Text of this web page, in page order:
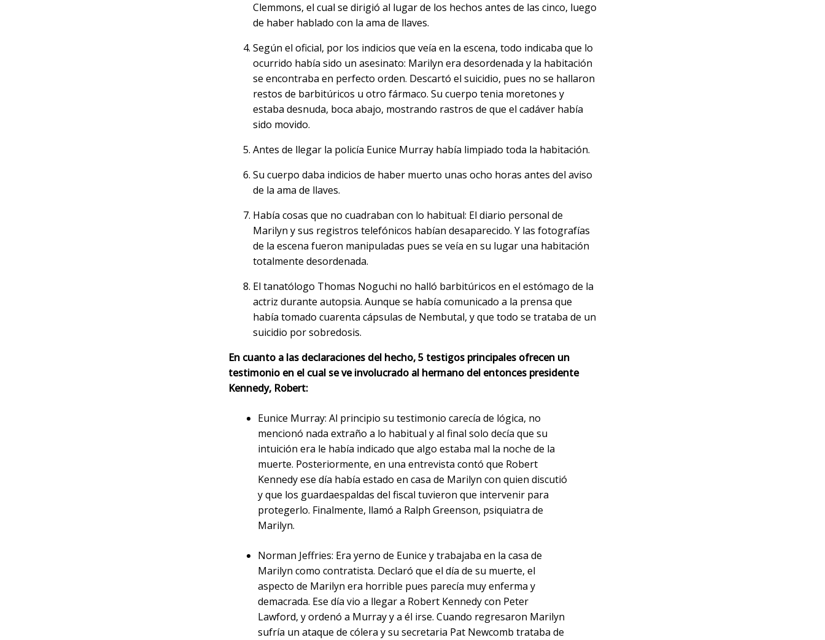
Clemmons, el cual se dirigió al lugar de los hechos antes de las cinco, luego
de haber hablado con la ama de llaves.
Según el oficial, por los indicios que veía en la escena, todo indicaba que lo
ocurrido había sido un asesinato: Marilyn era desordenada y la habitación
se encontraba en perfecto orden. Descartó el suicidio, pues no se hallaron
restos de barbitúricos u otro fármaco. Su cuerpo tenia moretones y
estaba desnuda, boca abajo, mostrando rastros de que el cadáver había
sido movido.
Antes de llegar la policía Eunice Murray había limpiado toda la habitación.
Su cuerpo daba indicios de haber muerto unas ocho horas antes del aviso
de la ama de llaves.
Había cosas que no cuadraban con lo habitual: El diario personal de
Marilyn y sus registros telefónicos habían desaparecido. Y las fotografías
de la escena fueron manipuladas pues se veía en su lugar una habitación
totalmente desordenada.
El tanatólogo Thomas Noguchi no halló barbitúricos en el estómago de la
actriz durante autopsia. Aunque se había comunicado a la prensa que
había tomado cuarenta cápsulas de Nembutal, y que todo se trataba de un
suicidio por sobredosis.
En cuanto a las declaraciones del hecho, 5 testigos principales ofrecen un
testimonio en el cual se ve involucrado al hermano del entonces presidente
Kennedy, Robert:
Eunice Murray: Al principio su testimonio carecía de lógica, no
mencionó nada extraño a lo habitual y al final solo decía que su
intuición era le había indicado que algo estaba mal la noche de la
muerte. Posteriormente, en una entrevista contó que Robert
Kennedy ese día había estado en casa de Marilyn con quien discutió
y que los guardaespaldas del fiscal tuvieron que intervenir para
protegerlo. Finalmente, llamó a Ralph Greenson, psiquiatra de
Marilyn.
Norman Jeffries: Era yerno de Eunice y trabajaba en la casa de
Marilyn como contratista. Declaró que el día de su muerte, el
aspecto de Marilyn era horrible pues parecía muy enferma y
demacrada. Ese día vio a llegar a Robert Kennedy con Peter
Lawford, y ordenó a Murray y a él irse. Cuando regresaron Marilyn
sufría un ataque de cólera y su secretaria Pat Newcomb trataba de